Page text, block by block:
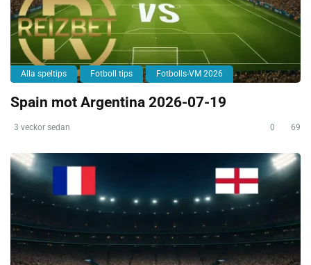
Alla speltips Fotboll tips Fotbolls-VM 2026
Spain mot Argentina 2026-07-19
3 veckor sedan 0 69